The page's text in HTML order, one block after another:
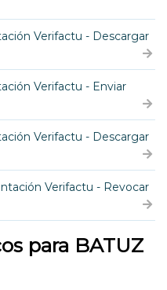
Verifactu - Descargar
Verifactu - Enviar
Verifactu - Descargar
Verifactu - Revocar
para BATUZ